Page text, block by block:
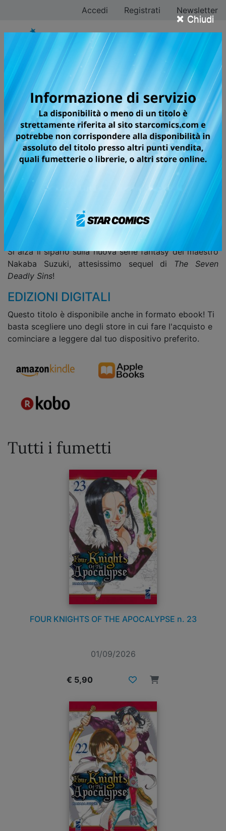
× Chiudi
Accedi Registrati Newsletter
FOUR KNIGHTS OF
THE APOCALYPSE
Secondo la profezia, in un futuro non lontano i Quattro
Cavalieri dell’Apocalisse distruggeranno il mondo. Gli
invincibili Cavalieri Sacri che hanno giurato fedeltà a
Re Arthur sono in fermento per scongiurare il disastro.
Le conseguenze raggiungono i confini più remoti del
paese... e sconvolgono il destino di un ragazzo, che
compirà il suo primo passo seguendo il proprio cuore.
Ad aspettarlo ci saranno sogni, speranze, onori... o
castighi?
Si alza il sipario sulla nuova serie fantasy del maestro
Nakaba Suzuki, attesissimo sequel di The Seven
Deadly Sins!
EDIZIONI DIGITALI
Questo titolo è disponibile anche in formato ebook! Ti
basta scegliere uno degli store in cui fare l'acquisto e
cominciare a leggere dal tuo dispositivo preferito.
Tutti i fumetti
FOUR KNIGHTS OF THE APOCALYPSE n. 23
01/09/2026
€ 5,90